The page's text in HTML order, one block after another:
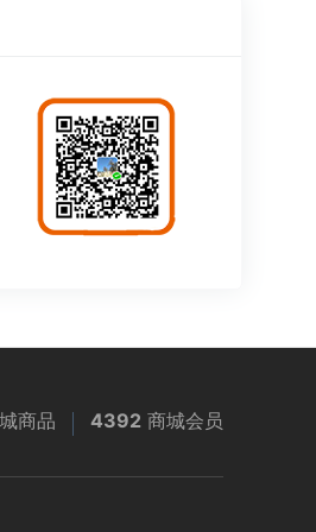
商品 4392 商城会员